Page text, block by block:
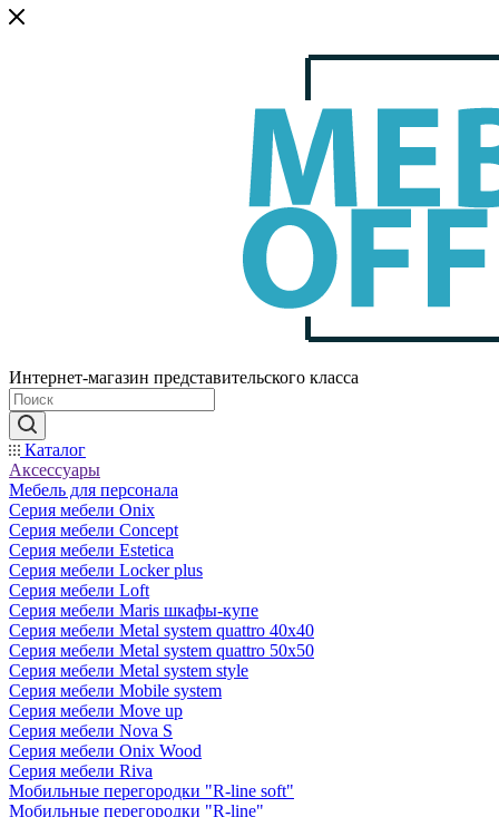
Интернет-магазин представительского класса
Каталог
Аксессуары
Мебель для персонала
Серия мебели Onix
Серия мебели Concept
Серия мебели Estetica
Серия мебели Locker plus
Серия мебели Loft
Серия мебели Maris шкафы-купе
Серия мебели Metal system quattro 40x40
Серия мебели Metal system quattro 50x50
Серия мебели Metal system style
Серия мебели Mobile system
Серия мебели Move up
Серия мебели Nova S
Серия мебели Onix Wood
Серия мебели Riva
Мобильные перегородки "R-line soft"
Мобильные перегородки "R-line"